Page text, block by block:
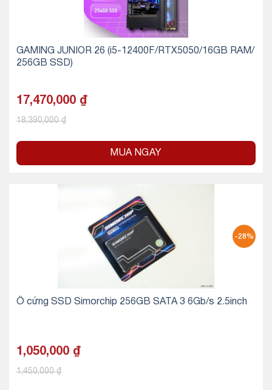
GAMING JUNIOR 26 (i5-12400F/RTX5050/16GB RAM/
256GB SSD)
17,470,000 ₫
18,390,000₫
MUA NGAY
-28%
Ổ cứng SSD Simorchip 256GB SATA 3 6Gb/s 2.5inch
1,050,000 ₫
1,450,000₫